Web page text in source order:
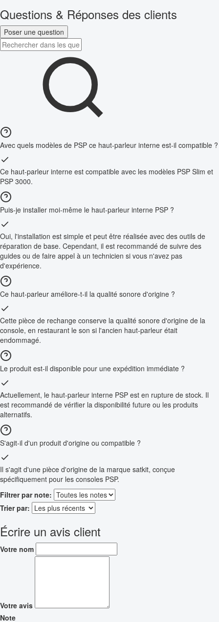
Questions & Réponses des clients
Poser une question
Avec quels modèles de PSP ce haut-parleur interne est-il compatible ?
Ce haut-parleur interne est compatible avec les modèles PSP Slim et
PSP 3000.
Puis-je installer moi-même le haut-parleur interne PSP ?
Oui, l'installation est simple et peut être réalisée avec des outils de
réparation de base. Cependant, il est recommandé de suivre des
guides ou de faire appel à un technicien si vous n'avez pas
d'expérience.
Ce haut-parleur améliore-t-il la qualité sonore d'origine ?
Cette pièce de rechange conserve la qualité sonore d'origine de la
console, en restaurant le son si l'ancien haut-parleur était
endommagé.
Le produit est-il disponible pour une expédition immédiate ?
Actuellement, le haut-parleur interne PSP est en rupture de stock. Il
est recommandé de vérifier la disponibilité future ou les produits
alternatifs.
S'agit-il d'un produit d'origine ou compatible ?
Il s'agit d'une pièce d'origine de la marque satkit, conçue
spécifiquement pour les consoles PSP.
Filtrer par note:
Trier par:
Écrire un avis client
Votre nom
Votre avis
Note